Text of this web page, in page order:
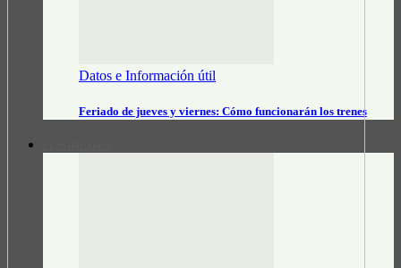
Datos e Información útil
Feriado de jueves y viernes: Cómo funcionarán los trenes